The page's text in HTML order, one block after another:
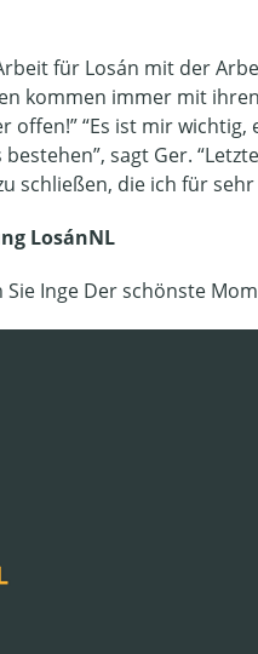
für Losán mit der
kommen immer mit
offen!” “Es ist mir
sagt Ger.
schließen, die ich für
LosánNL
Sie Inge Der schönste